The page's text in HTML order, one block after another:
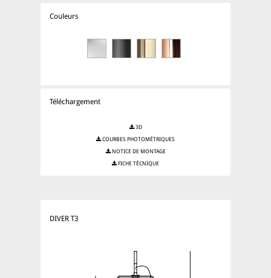
Couleurs
Téléchargement
3D
COURBES PHOTOMÉTRIQUES
NOTICE DE MONTAGE
FICHE TÉCNIQUE
DIVER T3